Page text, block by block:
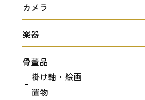
カメラ
楽器
骨董品
掛け軸・絵画
置物